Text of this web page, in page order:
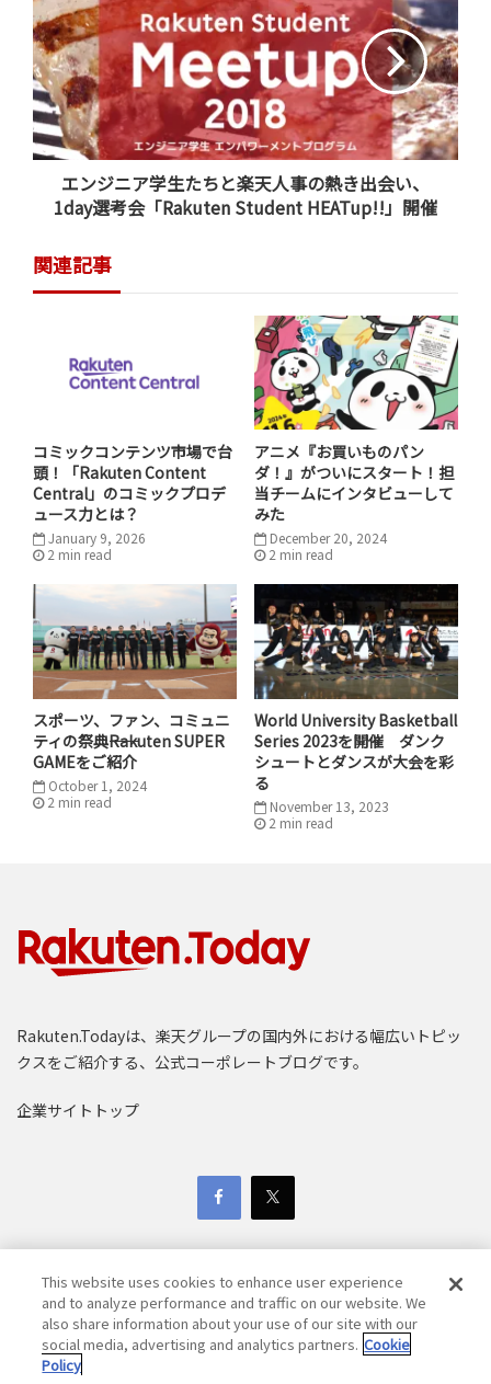
国内初のハイブリッド芝
2018年のロシアワールドカップの舞台となる全12スタジ
アムの多くが天然芝と人工芝は合わせた「ハイブリッド
芝」を採用しています。海外の有名クラブのスタジアムや
練習場では使用されていますが、今まで日本のスタジア
ムに導入されたことはありませんでした。しかし、2018
シーズンより、国内初（！）となるハイブリッド芝がスタ
ジムピッチに導入されたのがノエビアスタジアム神戸で
す。頑丈でありながらも、天然芝のような柔らかい感触
やプレー環境を実現し、安全性と質の点で天然芝と同等
であることが認められています。
新しいハイブリッド芝でプレーした選手からは「（芝
が）短く刈られていて、ボールも走るのでやりやすかっ
で期待を裏切るほど良かった（ポドルスキ選手）」とい
った感想が聞こえています。
子 （右）ポドルスキ選手もお手伝い！？職人さんたちとの1枚
（ポドルスキ選手公式Viberアカウントより）
新しく設置されたシート各種
さらに多くのサッカーファンの方にゲームを楽しんでいた
エンジニア学生たちと楽天人事の熱き出会い、
1day選考会「Rakuten Student HEATup!!」開催
関連記事
コミックコンテンツ市場で台
頭！「Rakuten Content
Central」のコミックプロデ
ュース力とは？
January 9, 2026
2 min read
アニメ『お買いものパン
ダ！』がついにスタート！担
当チームにインタビューして
みた
December 20, 2024
2 min read
スポーツ、ファン、コミュニ
ティの祭典――Rakuten SUPER
GAMEをご紹介
October 1, 2024
2 min read
World University Basketball
Series 2023を開催 ダンク
シュートとダンスが大会を彩
る
November 13, 2023
2 min read
Rakuten.Todayは、楽天グループの国内外における幅広いトピッ
クスをご紹介する、公式コーポレートブログです。
企業サイトトップ
Copyright © 1997-2025 Rakuten Group, Inc. All Rights Reserved.
This website uses cookies to enhance user experience
and to analyze performance and traffic on our website. We
also share information about your use of our site with our
social media, advertising and analytics partners. Cookie
Policy